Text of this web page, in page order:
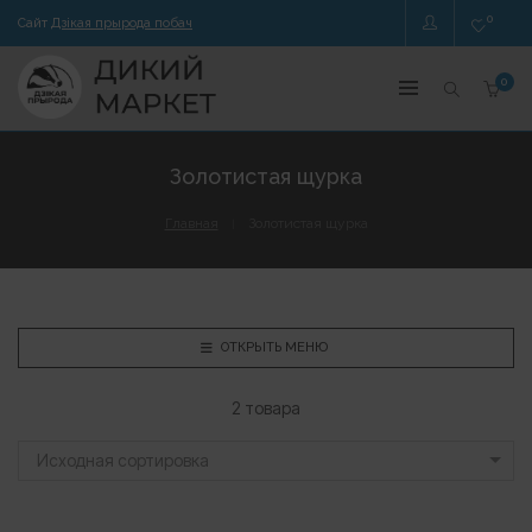
Сайт Дзікая прырода побач 0
0
Золотистая щурка
ОТКРЫТЬ МЕНЮ
2 товара
Исходная сортировка